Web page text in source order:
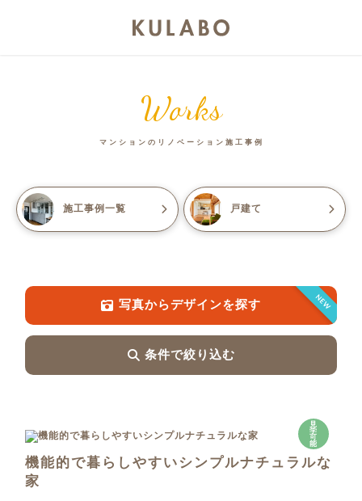
Works
マンションのリノベーション施工事例
施工事例一覧 戸建て
NEW
写真からデザインを探す
条件で絞り込む
見
学
可
能
機能的で暮らしやすいシンプルナチュラルな
家